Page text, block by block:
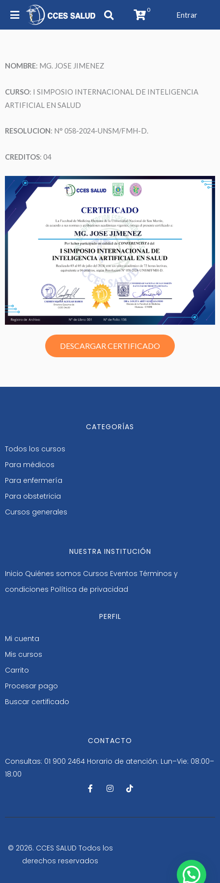
0
Entrar
NOMBRE: MG. JOSE JIMENEZ
CURSO: I SIMPOSIO INTERNACIONAL DE INTELIGENCIA
ARTIFICIAL EN SALUD
RESOLUCION: N° 058-2024-UNSM/FMH-D.
CREDITOS: 04
DESCARGAR CERTIFICADO
CATEGORÍAS
Todos los cursos
Para médicos
Para enfermería
Para obstetricia
Cursos generales
NUESTRA INSTITUCIÓN
Inicio Quiénes somos Cursos Eventos Términos y
condiciones Política de privacidad
PERFIL
Mi cuenta
Mis cursos
Carrito
Procesar pago
Buscar certificado
CONTACTO
Consultas: 01 900 2464 Horario de atención: Lun–Vie: 08:00–
18:00
F
a
b
-
I
n
a
m
T
i
o
© 2026. CCES SALUD Todos los
derechos reservados